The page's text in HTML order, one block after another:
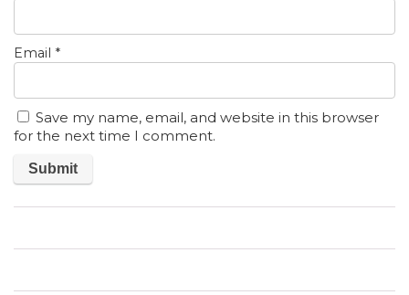
Email *
Save my name, email, and website in this browser
for the next time I comment.